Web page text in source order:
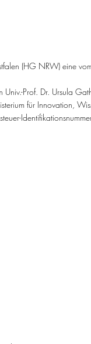
(HG NRW) eine
Prof. Dr. Ursula
für Innovation,